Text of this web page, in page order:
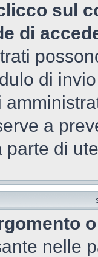
sul
di
di
a
parte di
nelle